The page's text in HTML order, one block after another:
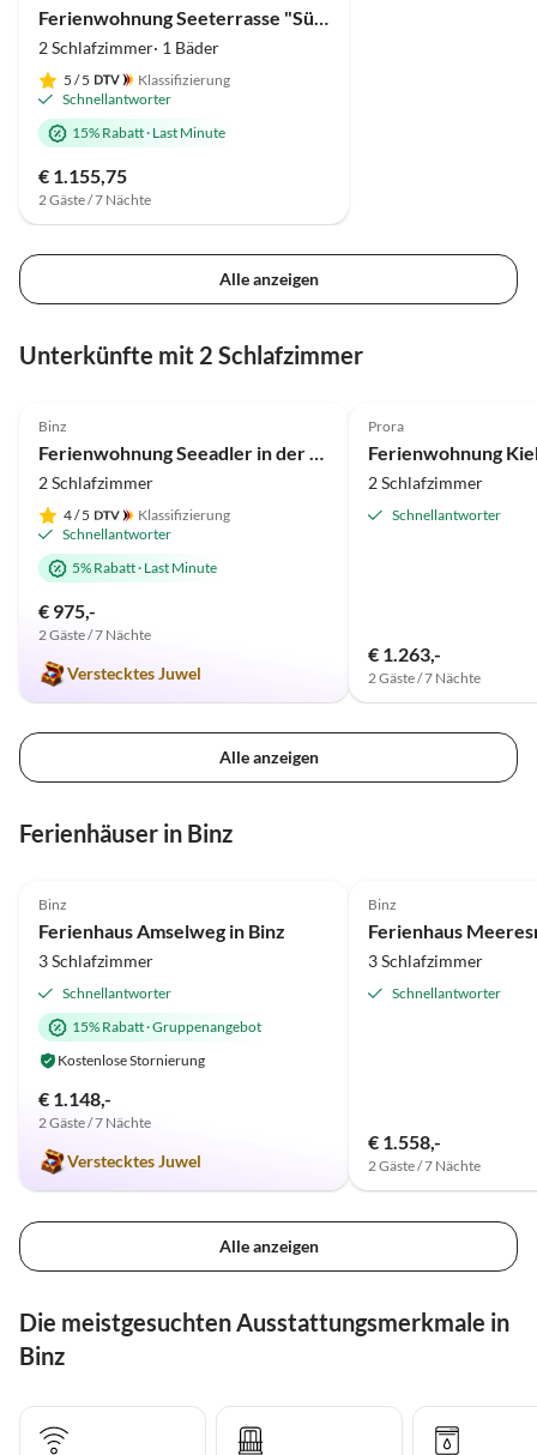
2 Schlafzimmer· 1 Bäder
5 / 5
Klassifizierung
Schnellantworter
15% Rabatt· Last Minute
€ 1.155,75
2 Gäste / 7 Nächte
Alle anzeigen
Unterkünfte mit 2 Schlafzimmer
Binz
Ferienwohnung Seeadler in der Villa Malepartus Binz
2 Schlafzimmer
4/ 5
Klassifizierung
Schnellantworter
5% Rabatt· Last Minute
€ 975,-
2 Gäste / 7 Nächte
Verstecktes Juwel
Prora
Ferienwohnung
2 Schlafzimmer
Schnellantworter
€ 1.263,-
2 Gäste / 7 Nächte
Alle anzeigen
Ferienhäuser in Binz
Binz
Ferienhaus Amselweg in Binz
3 Schlafzimmer
Schnellantworter
15% Rabatt·Gruppenangebot
Kostenlose Stornierung
€ 1.148,-
2 Gäste / 7 Nächte
Verstecktes Juwel
Binz
Ferienhaus
3 Schlafzimmer
Schnellantworter
€ 1.558,-
2 Gäste / 7 Nächte
Alle anzeigen
Die meistgesuchten Ausstattungsmerkmale in
Binz